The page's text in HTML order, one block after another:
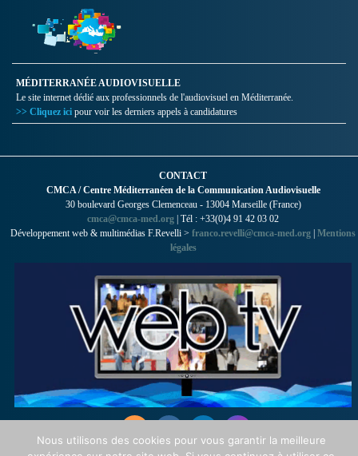
MÉDITERRANÉE AUDIOVISUELLE
Le site internet dédié aux professionnels de l'audiovisuel en Méditerranée.
>> Cliquez ici pour voir les derniers appels à candidatures
CONTACT
CMCA / Centre Méditerranéen de la Communication Audiovisuelle
30 boulevard Georges Clemenceau - 13004 Marseille (France)
cmca@cmca-med.org | Tél : +33(0)4 91 42 03 02
Développement web & multimédias F.Revelli > franco.revelli@cmca-med.org Mentions
légales
Nous utilisons des cookies pour vous garantir la meilleure